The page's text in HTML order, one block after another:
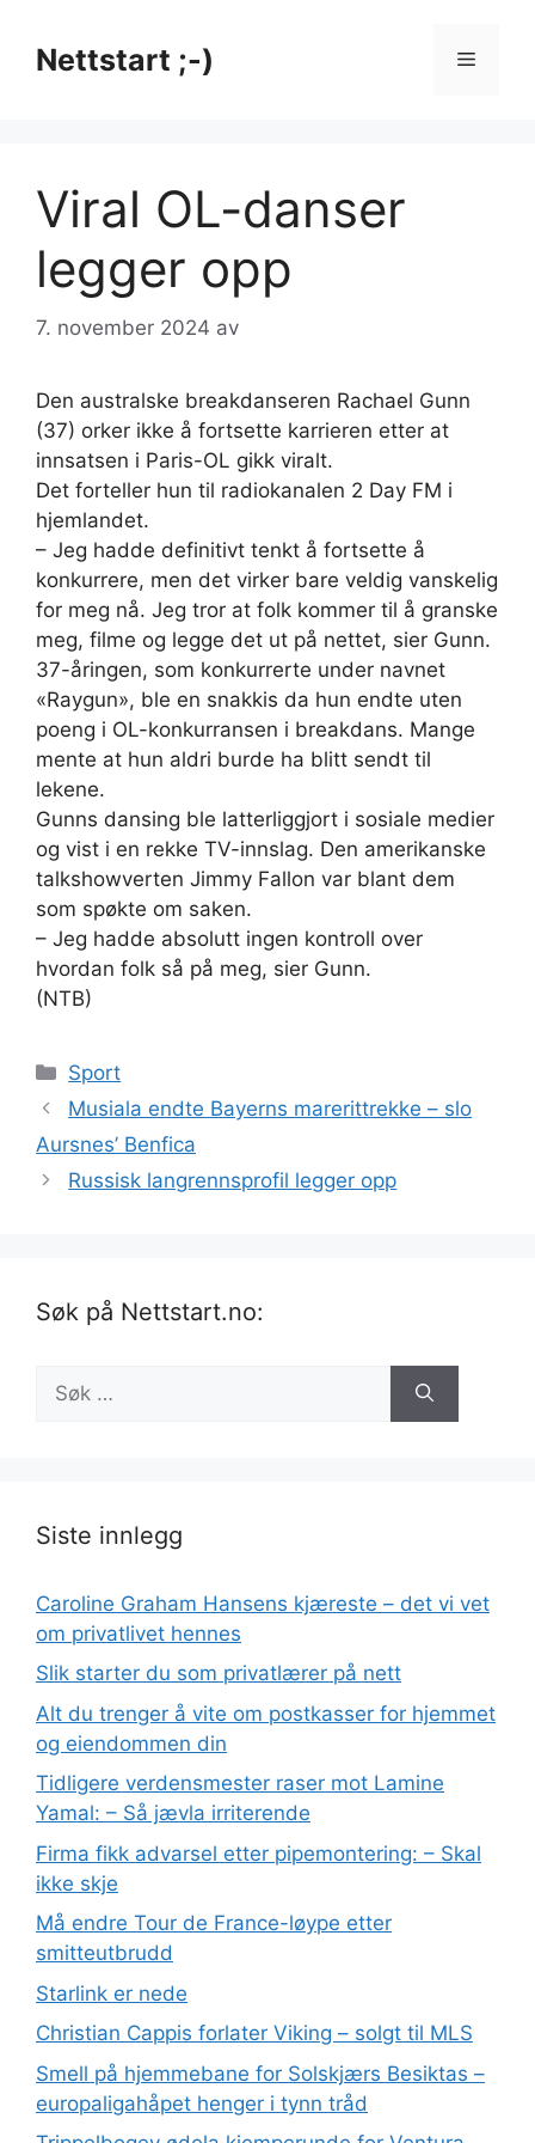
innholdNettstart ;-) Meny
Viral OL-danser
legger opp
7. november 2024 av
Den australske breakdanseren Rachael Gunn
(37) orker ikke å fortsette karrieren etter at
innsatsen i Paris-OL gikk viralt.
Det forteller hun til radiokanalen 2 Day FM i
hjemlandet.
– Jeg hadde definitivt tenkt å fortsette å
konkurrere, men det virker bare veldig vanskelig
for meg nå. Jeg tror at folk kommer til å granske
meg, filme og legge det ut på nettet, sier Gunn.
37-åringen, som konkurrerte under navnet
«Raygun», ble en snakkis da hun endte uten
poeng i OL-konkurransen i breakdans. Mange
mente at hun aldri burde ha blitt sendt til
lekene.
Gunns dansing ble latterliggjort i sosiale medier
og vist i en rekke TV-innslag. Den amerikanske
talkshowverten Jimmy Fallon var blant dem
som spøkte om saken.
– Jeg hadde absolutt ingen kontroll over
hvordan folk så på meg, sier Gunn.
(NTB)
Kategorier
Sport
Musiala endte Bayerns marerittrekke – slo
Aursnes’ Benfica
Russisk langrennsprofil legger opp
Søk på Nettstart.no:
etter:
Siste innlegg
Caroline Graham Hansens kjæreste – det vi vet
om privatlivet hennes
Slik starter du som privatlærer på nett
Alt du trenger å vite om postkasser for hjemmet
og eiendommen din
Tidligere verdensmester raser mot Lamine
Yamal: – Så jævla irriterende
Firma fikk advarsel etter pipemontering: – Skal
ikke skje
Må endre Tour de France-løype etter
smitteutbrudd
Starlink er nede
Christian Cappis forlater Viking – solgt til MLS
Smell på hjemmebane for Solskjærs Besiktas –
europaligahåpet henger i tynn tråd